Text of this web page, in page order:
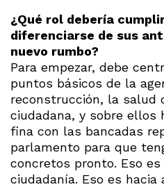
¿Qué rol debería
diferenciarse de sus
nuevo rumbo?
Para empezar, debe
puntos básicos de la
reconstrucción, la salud
ciudadana, y sobre ellos
fina con las bancadas
parlamento para que
concretos pronto. Eso
ciudadanía. Eso es hacia